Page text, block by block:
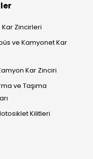
Zincirleri
ve Kamyonet Kar
Kar Zinciri
ve Taşıma
Kilitleri